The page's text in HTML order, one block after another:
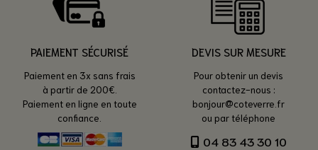
PAIEMENT SÉCURISÉ
Paiement en 3x sans frais
à partir de 200€.
Paiement en ligne en toute
confiance.
DEVIS SUR MESURE
Pour obtenir un devis
contactez-nous :
bonjour@coteverre.fr
ou par téléphone
04 83 43 30 10